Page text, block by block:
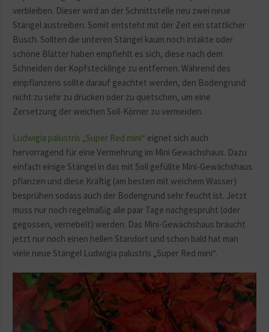
verbleiben. Dieser wird an der Schnittstelle neu zwei neue
Stängel austreiben. Somit entsteht mit der Zeit ein stattlicher
Busch. Sollten die unteren Stängel kaum noch intakte oder
schöne Blätter haben empfiehlt es sich, diese nach dem
Schneiden der Kopfstecklinge zu entfernen. Während des
einpflanzens sollte darauf geachtet werden, den Bodengrund
nicht zu sehr zu drücken oder zu quetschen, um eine
Zersetzung der weichen Soil-Körner zu vermeiden.
Ludwigia palustris „Super Red mini“ eignet sich auch
hervorragend für eine Vermehrung im Mini Gewächshaus. Dazu
einfach einige Stängel in das mit Soil gefüllte Mini-Gewächshaus
pflanzen und diese Kräftig (am besten mit weichem Wasser)
besprühen sodass auch der Bodengrund sehr feucht ist. Jetzt
muss nur noch regelmäßig alle paar Tage nachgesprüht (oder
gegossen, vernebelt) werden. Das Mini-Gewächshaus braucht
jetzt nur noch einen hellen Standort und schon bald hat man
viele neue Stängel Ludwigia palustris „Super Red mini“.